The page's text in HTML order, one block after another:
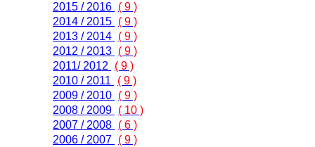
2015 / 2016 ( 9 )
2014 / 2015 ( 9 )
2013 / 2014 ( 9 )
2012 / 2013 ( 9 )
2011/ 2012
( 9 )
2010 / 2011
( 9 )
2009 / 2010 ( 9 )
2008 / 2009 ( 10 )
2007 / 2008 ( 6 )
2006 / 2007 ( 9 )